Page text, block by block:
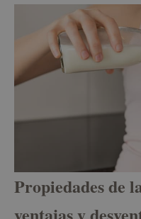
Propiedades de